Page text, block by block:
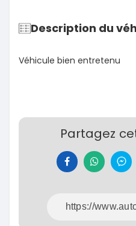
Description du
Véhicule bien entretenu
Partagez